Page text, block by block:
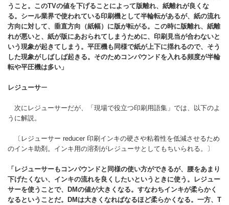
うこと。このTVの値を下げることによって版離れ、紙離れが良くな
る。シール業界で使われている印刷機として半輪転があるが、紙の流れ
方向に対して、垂直方向（紙幅）に版が転がる。この時に版離れ、紙離
れが悪いと、紙が版にあおられてしまうために、印刷見当が合わないと
いう現象が起きてしまう。平圧機も同様で紙が上下に揺れるので、そう
した現象がしばしば起きる。そのためコンパウンドを入れる頻度が半輪
転や平圧機は多い」
レジューサー
次にレジューサーだが、「現場で役立つ印刷用語集」では、以下のよ
うに解説。
〔レジューサー reducer 印刷インキの硬さや粘着性を低減させるため
のインキ助剤。インキ用の溶剤がレジューサとしてもちいられる。〕
「レジューサーもコンパウンドと同様の使い方ができるが、腰をあまり
下げたくない、インキの流れを良くしたいというときに使う。レジュー
サーを使うことで、DMの値が大きくなる。すなわちインキが柔らかく
なるということだ。DMは大きくなればなるほど柔らかくなる。一方、T